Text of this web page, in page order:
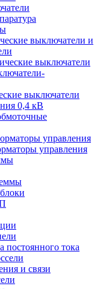
выключатели и
выключатели
выключатели
0,4 кВ
управления
управления
постоянного тока
и связи